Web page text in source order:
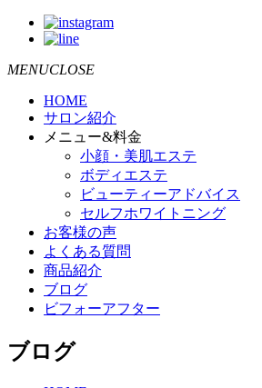
MENUCLOSE
HOME
サロン紹介
メニュー&料金
小顔・美肌エステ
ボディエステ
ビューティーアドバイス
セルフホワイトニング
お客様の声
よくある質問
商品紹介
ブログ
ビフォーアフター
ブログ